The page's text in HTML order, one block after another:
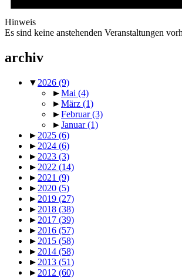
Hinweis
Es sind keine anstehenden Veranstaltungen
archiv
▼ 2026 (9)
►Mai (4)
►März (1)
►Februar(3)
►Januar(1)
► 2025 (6)
► 2024 (6)
► 2023 (3)
► 2022 (14)
► 2021 (9)
► 2020 (5)
► 2019 (27)
► 2018 (38)
► 2017 (39)
► 2016 (57)
► 2015 (58)
► 2014 (58)
► 2013 (51)
► 2012 (60)